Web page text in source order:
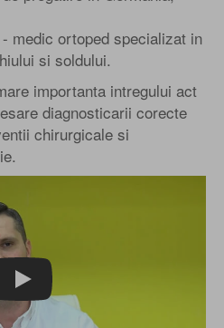
- medic ortoped specializat in
si soldului.
importanta intregului act
diagnosticarii corecte
chirurgicale si